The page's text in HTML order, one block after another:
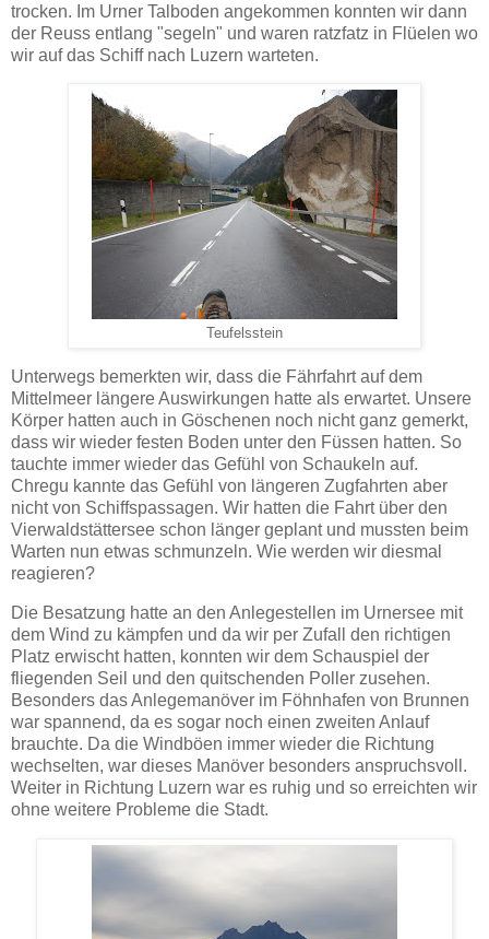
trocken. Im Urner Talboden angekommen konnten wir dann
der Reuss entlang "segeln" und waren ratzfatz in Flüelen wo
wir auf das Schiff nach Luzern warteten.
Teufelsstein
Unterwegs bemerkten wir, dass die Fährfahrt auf dem
Mittelmeer längere Auswirkungen hatte als erwartet. Unsere
Körper hatten auch in Göschenen noch nicht ganz gemerkt,
dass wir wieder festen Boden unter den Füssen hatten. So
tauchte immer wieder das Gefühl von Schaukeln auf.
Chregu kannte das Gefühl von längeren Zugfahrten aber
nicht von Schiffspassagen. Wir hatten die Fahrt über den
Vierwaldstättersee schon länger geplant und mussten beim
Warten nun etwas schmunzeln. Wie werden wir diesmal
reagieren?
Die Besatzung hatte an den Anlegestellen im Urnersee mit
dem Wind zu kämpfen und da wir per Zufall den richtigen
Platz erwischt hatten, konnten wir dem Schauspiel der
fliegenden Seil und den quitschenden Poller zusehen.
Besonders das Anlegemanöver im Föhnhafen von Brunnen
war spannend, da es sogar noch einen zweiten Anlauf
brauchte. Da die Windböen immer wieder die Richtung
wechselten, war dieses Manöver besonders anspruchsvoll.
Weiter in Richtung Luzern war es ruhig und so erreichten wir
ohne weitere Probleme die Stadt.